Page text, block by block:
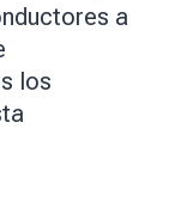
a
los